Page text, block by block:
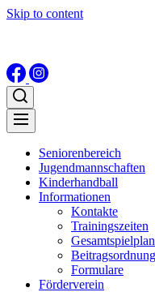
Skip to content
Seniorenbereich
Jugendmannschaften
Kinderhandball
Informationen
Kontakte
Trainingszeiten
Gesamtspielplan
Beitragsordnung
Formulare
Förderverein